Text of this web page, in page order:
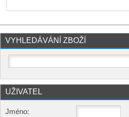
VYHLEDÁVÁNÍ ZBOŽÍ
UŽIVATEL
Jméno: